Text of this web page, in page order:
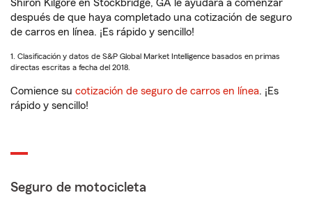
Shiron Kilgore en Stockbridge, GA le ayudará a comenzar
después de que haya completado una cotización de seguro
de carros en línea. ¡Es rápido y sencillo!
1. Clasificación y datos de S&P Global Market Intelligence basados en primas
directas escritas a fecha del 2018.
Comience su cotización de seguro de carros en línea. ¡Es
rápido y sencillo!
Seguro de motocicleta